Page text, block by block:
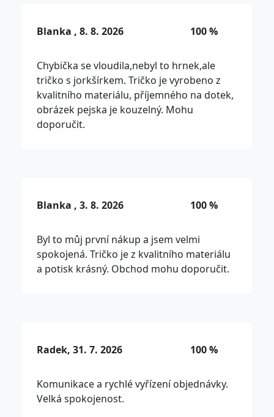
Blanka , 8. 8. 2026 100 %
Chybička se vloudila,nebyl to hrnek,ale
tričko s jorkšírkem. Tričko je vyrobeno z
kvalitního materiálu, příjemného na dotek,
obrázek pejska je kouzelný. Mohu
doporučit.
Blanka , 3. 8. 2026 100 %
Byl to můj první nákup a jsem velmi
spokojená. Tričko je z kvalitního materiálu
a potisk krásný. Obchod mohu doporučit.
Radek, 31. 7. 2026 100 %
Komunikace a rychlé vyřízení objednávky.
Velká spokojenost.